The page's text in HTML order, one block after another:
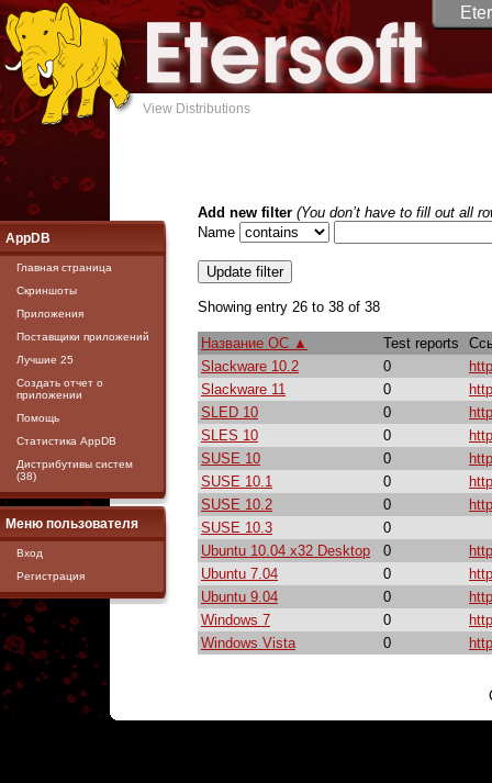
View Distributions
AppDB
Главная страница
Скриншоты
Приложения
Поставщики приложений
Лучшие 25
Создать отчет о
приложении
Помощь
Статистика AppDB
Дистрибутивы систем
(38)
Меню пользователя
Вход
Регистрация
Add new filter (You don’t have to fill out all
Name
Showing entry 26 to 38 of 38
Название ОС ▲ Test reports
Slackware 10.2
0
Slackware 11
0
SLED 10
0
SLES 10
0
SUSE 10
0
SUSE 10.1
0
SUSE 10.2
0
SUSE 10.3
0
Ubuntu 10.04 x32 Desktop
0
Ubuntu 7.04
0
Ubuntu 9.04
0
Windows 7
0
Windows Vista
0